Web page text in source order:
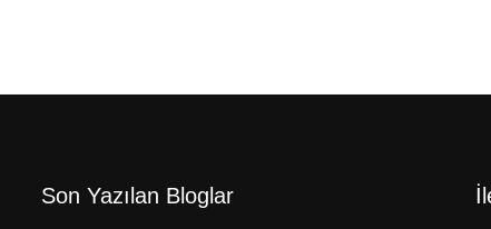
Son Yazılan Bloglar